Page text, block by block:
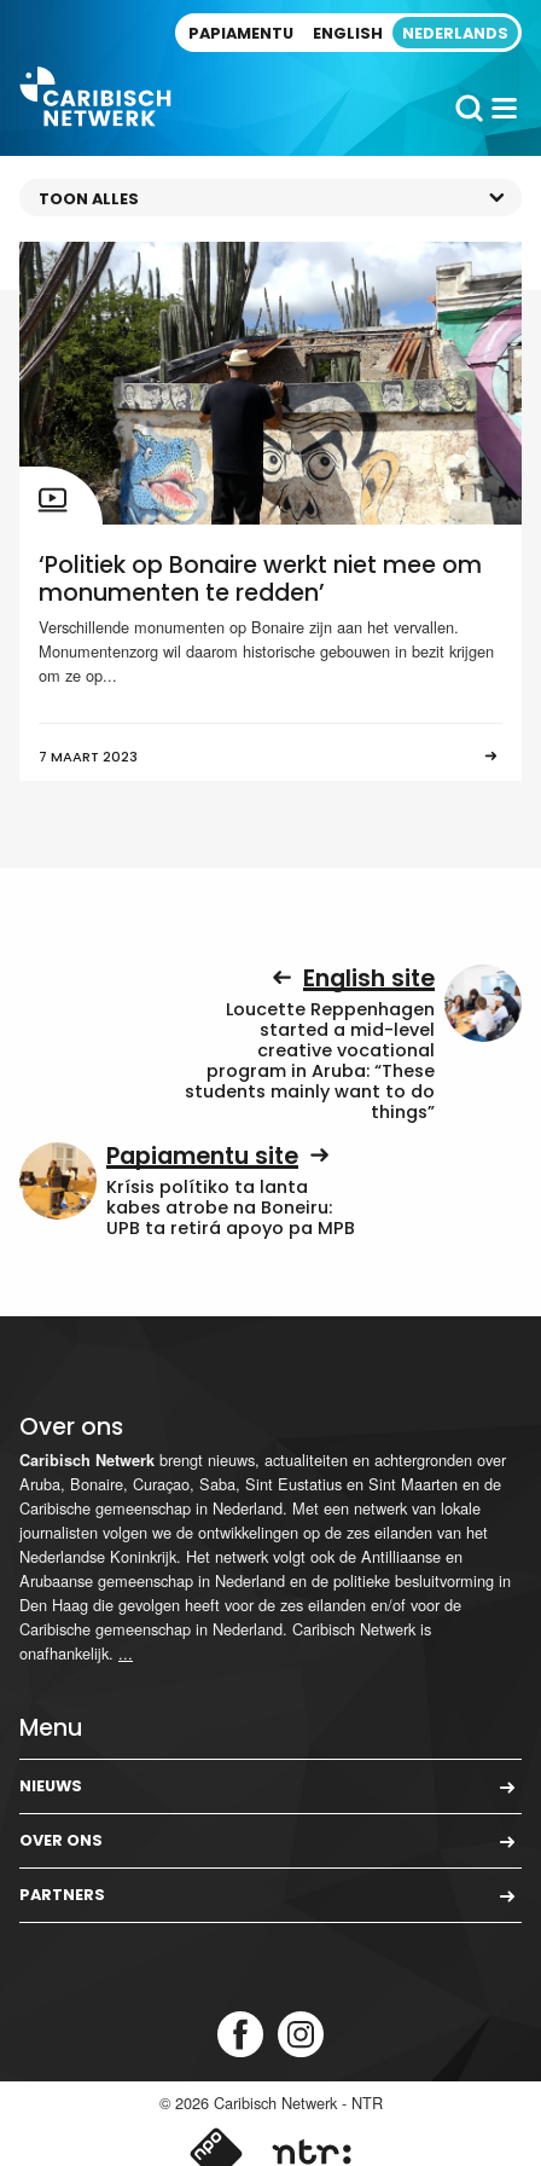
PAPIAMENTU ENGLISH NEDERLANDS
‘Politiek op Bonaire werkt niet mee om
monumenten te redden’
Verschillende monumenten op Bonaire zijn aan het vervallen.
Monumentenzorg wil daarom historische gebouwen in bezit krijgen
om ze op...
7 MAART 2023
English site
Loucette Reppenhagen
started a mid-level
creative vocational
program in Aruba: “These
students mainly want to do
things”
Papiamentu site
Krísis polítiko ta lanta
kabes atrobe na Boneiru:
UPB ta retirá apoyo pa MPB
Over ons
Caribisch Netwerk brengt nieuws, actualiteiten en achtergronden over
Aruba, Bonaire, Curaçao, Saba, Sint Eustatius en Sint Maarten en de
Caribische gemeenschap in Nederland. Met een netwerk van lokale
journalisten volgen we de ontwikkelingen op de zes eilanden van het
Nederlandse Koninkrijk. Het netwerk volgt ook de Antilliaanse en
Arubaanse gemeenschap in Nederland en de politieke besluitvorming in
Den Haag die gevolgen heeft voor de zes eilanden en/of voor de
Caribische gemeenschap in Nederland. Caribisch Netwerk is
onafhankelijk. ...
Menu
NIEUWS
OVER ONS
PARTNERS
© 2026 Caribisch Netwerk - NTR